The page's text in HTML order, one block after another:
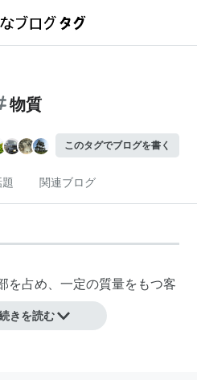
物質
このタグでブログを書く
関連ブログ
を占め、一定の質量をもつ客
きを読む